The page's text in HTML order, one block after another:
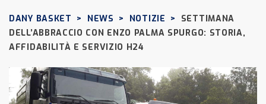
DANY BASKET > NEWS > NOTIZIE >
SETTIMANA
DELL’ABBRACCIO CON ENZO PALMA SPURGO: STORIA,
AFFIDABILITÀ E SERVIZIO H24